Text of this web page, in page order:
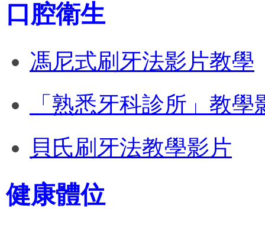
口腔衛生
馮尼式刷牙法影片教學
「熟悉牙科診所」教學
貝氏刷牙法教學影片
健康體位